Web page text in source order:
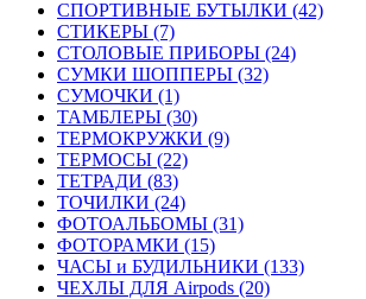
СПОРТИВНЫЕ БУТЫЛКИ (42)
СТИКЕРЫ (7)
СТОЛОВЫЕ ПРИБОРЫ (24)
СУМКИ ШОППЕРЫ (32)
СУМОЧКИ (1)
ТАМБЛЕРЫ (30)
ТЕРМОКРУЖКИ (9)
ТЕРМОСЫ (22)
ТЕТРАДИ (83)
ТОЧИЛКИ (24)
ФОТОАЛЬБОМЫ (31)
ФОТОРАМКИ (15)
ЧАСЫ и БУДИЛЬНИКИ (133)
ЧЕХЛЫ ДЛЯ Airpods (20)